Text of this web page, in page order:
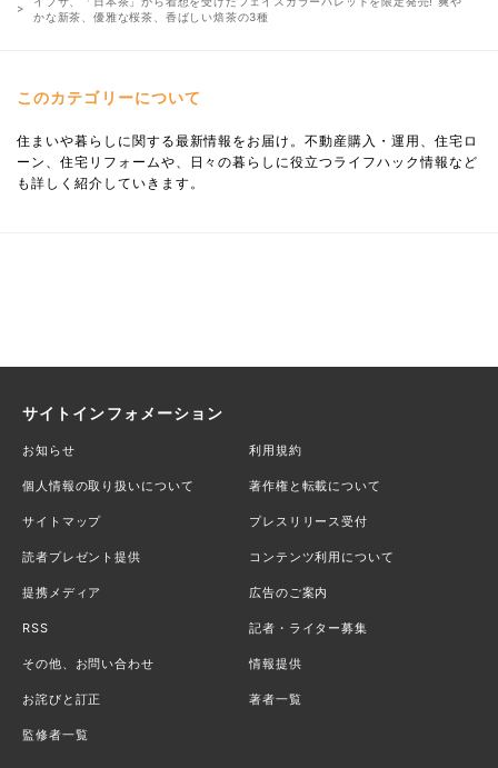
かな新茶、優雅な桜茶、香ばしい焙茶の3種
このカテゴリーについて
住まいや暮らしに関する最新情報をお届け。不動産購入・運用、住宅ロ
ーン、住宅リフォームや、日々の暮らしに役立つライフハック情報など
も詳しく紹介していきます。
サイトインフォメーション
お知らせ 利用規約
個人情報の取り扱いについて 著作権と転載について
サイトマップ プレスリリース受付
読者プレゼント提供 コンテンツ利用について
提携メディア 広告のご案内
RSS 記者・ライター募集
その他、お問い合わせ 情報提供
お詫びと訂正 著者一覧
監修者一覧